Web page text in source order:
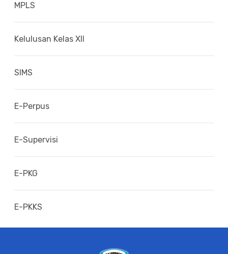
MPLS
Kelulusan Kelas XII
SIMS
E-Perpus
E-Supervisi
E-PKG
E-PKKS